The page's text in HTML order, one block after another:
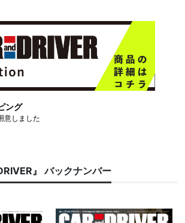
ング
意しました
』 バックナンバー